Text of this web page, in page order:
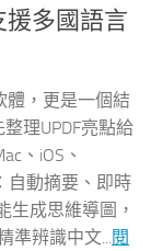
多國語言
體，更是一個結
理UPDF亮點給
、iOS、
自動摘要、即時
生成思維導圖，
準辨識中文... 閱